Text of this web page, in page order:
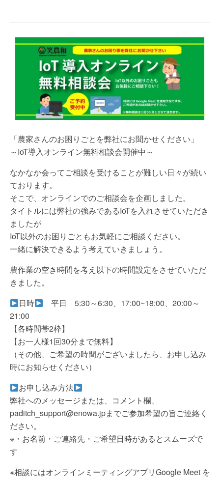
「農家さんのお困りごとを弊社にお聞かせください」
～IoT導入オンライン無料相談会開催中～
なかなか会ってご相談を受けることが難しい日々が続い
ております。
そこで、オンラインでのご相談会を企画しました。
タイトルには弊社の強みであるIoTを入れさせていただき
ましたが
IoT以外のお困りごともお気軽にご相談ください。
一緒に解決できるよう考えていきましょう。
農作業の空き時間を考え以下の時間設定をさせていただ
きました。
日時
平日 5:30～6:30、17:00~18:00、20:00～
21:00
【各時間帯2枠】
【お一人様1回30分まで無料】
（その他、ご希望の時間がございましたら、お申し込み
時にお知らせください）
お申し込み方法
弊社へのメッセージまたは、コメント欄、
paditch_support@enowa.jpまでご参加希望の旨ご連絡く
ださい。
※・お名前・ご連絡先・ご希望日時があるとスムーズで
す
※相談にはオンラインミーティングアプリGoogle Meet を